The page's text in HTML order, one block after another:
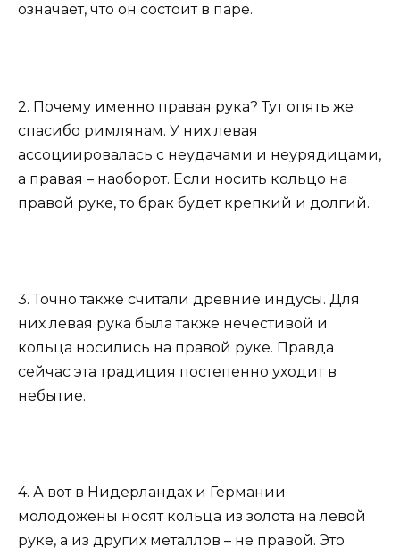
означает, что он состоит в паре.
2. Почему именно правая рука? Тут опять же
спасибо римлянам. У них левая
ассоциировалась с неудачами и неурядицами,
а правая – наоборот. Если носить кольцо на
правой руке, то брак будет крепкий и долгий.
3. Точно также считали древние индусы. Для
них левая рука была также нечестивой и
кольца носились на правой руке. Правда
сейчас эта традиция постепенно уходит в
небытие.
4. А вот в Нидерландах и Германии
молодожены носят кольца из золота на левой
руке, а из других металлов – не правой. Это